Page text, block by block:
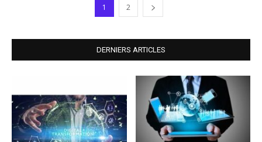
1 2
DERNIERS ARTICLES